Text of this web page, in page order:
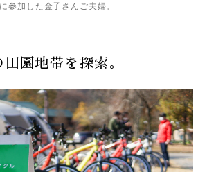
参加した金子さんご夫婦。
園地帯を探索。